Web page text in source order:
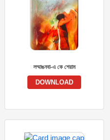
লম্মাঙনবা-এ কে শেরাম
DOWNLOAD